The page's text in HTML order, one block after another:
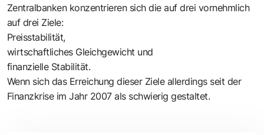
Zentralbanken konzentrieren sich die auf drei vornehmlich
auf drei Ziele:
Preisstabilität,
wirtschaftliches Gleichgewicht und
finanzielle Stabilität.
Wenn sich das Erreichung dieser Ziele allerdings seit der
Finanzkrise im Jahr 2007 als schwierig gestaltet.